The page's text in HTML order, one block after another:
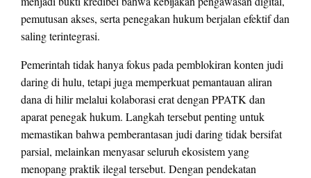
pemutusan akses, serta penegakan hukum berjalan efektif dan
saling terintegrasi.
Pemerintah tidak hanya fokus pada pemblokiran konten judi
daring di hulu, tetapi juga memperkuat pemantauan aliran
dana di hilir melalui kolaborasi erat dengan PPATK dan
aparat penegak hukum. Langkah tersebut penting untuk
memastikan bahwa pemberantasan judi daring tidak bersifat
parsial, melainkan menyasar seluruh ekosistem yang
menopang praktik ilegal tersebut. Dengan pendekatan